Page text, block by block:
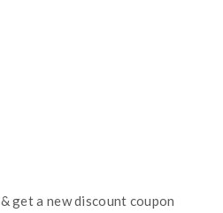
& get a new discount coupon